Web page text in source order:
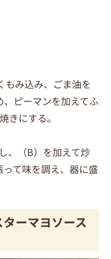
もみ込み、ごま油を
ピーマンを加えてふ
きにする。
、（B）を加えて炒
て味を調え、器に盛
ーマヨソース